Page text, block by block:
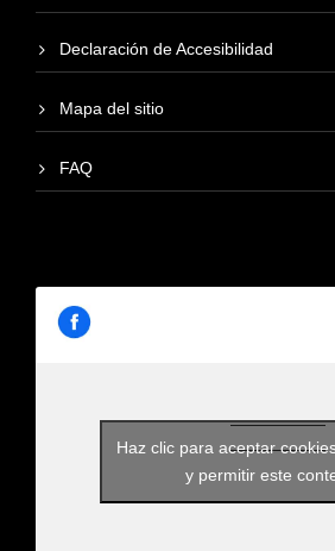
Declaración de Accesibilidad
Mapa del sitio
FAQ
Haz clic para aceptar
y permitir este